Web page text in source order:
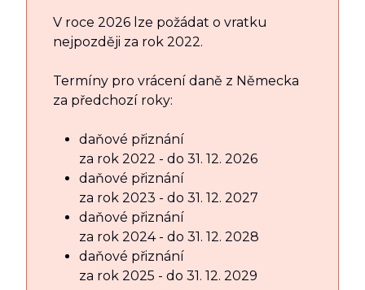
V roce 2026 lze požádat o vratku
nejpozději za rok 2022.
Termíny pro vrácení daně z Německa
za předchozí roky:
daňové přiznání
za rok 2022 - do 31. 12. 2026
daňové přiznání
za rok 2023 - do 31. 12. 2027
daňové přiznání
za rok 2024 - do 31. 12. 2028
daňové přiznání
za rok 2025 - do 31. 12. 2029